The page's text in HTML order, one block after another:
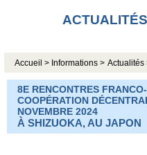
ACTUALITÉS
Accueil > Informations > Actualités
8E RENCONTRES
COOPÉRATION
NOVEMBRE 2024
À SHIZUOKA, AU JAPON